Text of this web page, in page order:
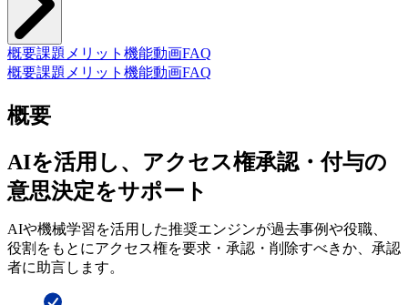
概要課題 メリット 機能動画FAQ
概要課題 メリット 機能動画FAQ
概要
AIを活用し、アクセス権承認・付与の
意思決定をサポート
AIや機械学習を活用した推奨エンジンが過去事例や役職、
役割をもとにアクセス権を要求・承認・削除すべきか、承認
者に助言します。